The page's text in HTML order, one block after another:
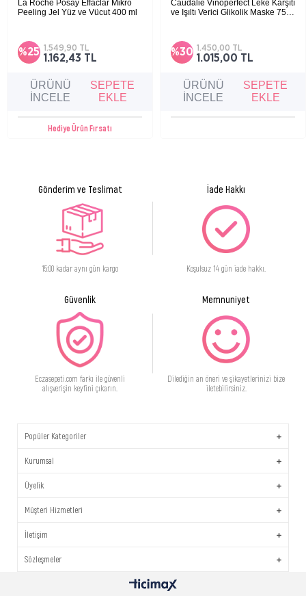
Polyethylen, Panthenol, Coenzim Q10, Xanthangum, Hydroxyethyl Cellulose,
Ürün Formu
La Roche Posay Effaclar Mikro
Peeling Jel Yüz ve Vücut 400 ml
%25
1.162,43 TL
1.549,90 TL
Hediye Ürün Fırsatı
ÜRÜNÜ
İNCELE
SEPETE
EKLE
Caudalie Vinoperfect Leke Karşıtı
ve Işıltı Verici Glikolik Maske 75
%30
1.015,00 TL
1.450,00 TL
ÜRÜNÜ
İNCELE
SEPETE
EKLE
Gönderim ve Teslimat
15:00 kadar aynı gün kargo
İade Hakkı
Koşulsuz 14 gün iade hakkı.
Güvenlik
Eczasepeti.com farkı ile güvenli
alışverişin keyfini çıkarın.
Memnuniyet
Dilediğin an öneri ve şikayetlerinizi bize
iletebilirsiniz.
Popüler Kategoriler
Kurumsal
Üyelik
Müşteri Hizmetleri
İletişim
Sözleşmeler